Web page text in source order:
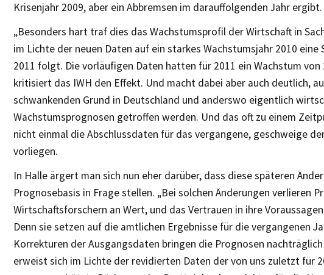
Krisenjahr 2009, aber ein Abbremsen im darauffolgenden Jahr ergibt.
„Besonders hart traf dies das Wachstumsprofil der Wirtschaft in
im Lichte der neuen Daten auf ein starkes Wachstumsjahr 2010
2011 folgt. Die vorläufigen Daten hatten für 2011 ein Wachstum von
kritisiert das IWH den Effekt. Und macht dabei aber auch deutlich,
schwankenden Grund in Deutschland und anderswo eigentlich
Wachstumsprognosen getroffen werden. Und das oft zu einem
nicht einmal die Abschlussdaten für das vergangene, geschweige
vorliegen.
In Halle ärgert man sich nun eher darüber, dass diese späteren
Prognosebasis in Frage stellen. „Bei solchen Änderungen verlieren
Wirtschaftsforschern an Wert, und das Vertrauen in ihre
Denn sie setzen auf die amtlichen Ergebnisse für die vergangenen
Korrekturen der Ausgangsdaten bringen die Prognosen nachträglich
erweist sich im Lichte der revidierten Daten der von uns zuletzt für